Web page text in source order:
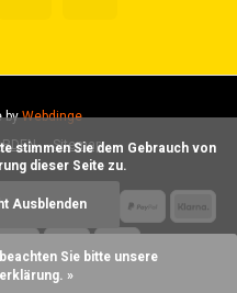
Sitemap
byWebdinge
dieser Seite zu.
Ausblenden
Sie bitte unsere
»